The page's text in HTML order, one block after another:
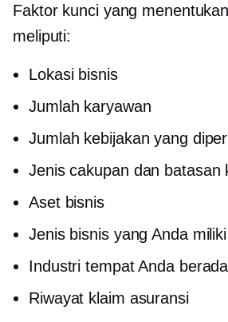
Faktor kunci yang
meliputi:
Lokasi bisnis
Jumlah karyawan
Jumlah kebijakan yang
Jenis cakupan dan batasan
Aset bisnis
Jenis bisnis yang Anda miliki
Industri tempat Anda berada
Riwayat klaim asuransi